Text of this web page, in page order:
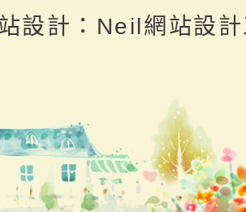
返回頂端
設計：Neil網站設